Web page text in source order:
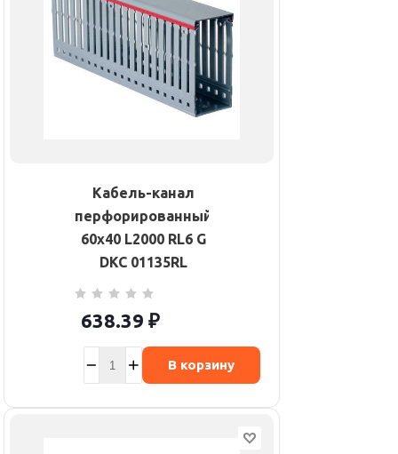
Кабель-канал
перфорированный
60х40 L2000 RL6 G
DKC 01135RL
638.39 ₽
В корзину